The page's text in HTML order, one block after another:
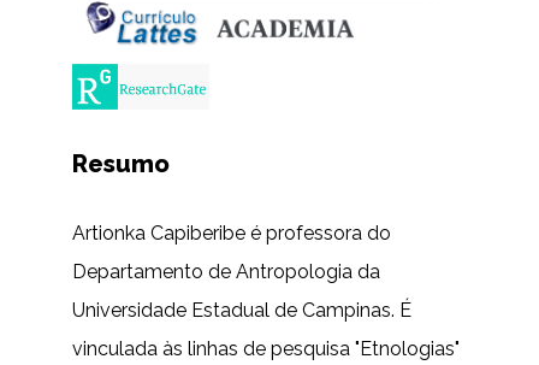
Resumo
Artionka Capiberibe é professora do
Departamento de Antropologia da
Universidade Estadual de Campinas. É
vinculada às linhas de pesquisa "Etnologias"